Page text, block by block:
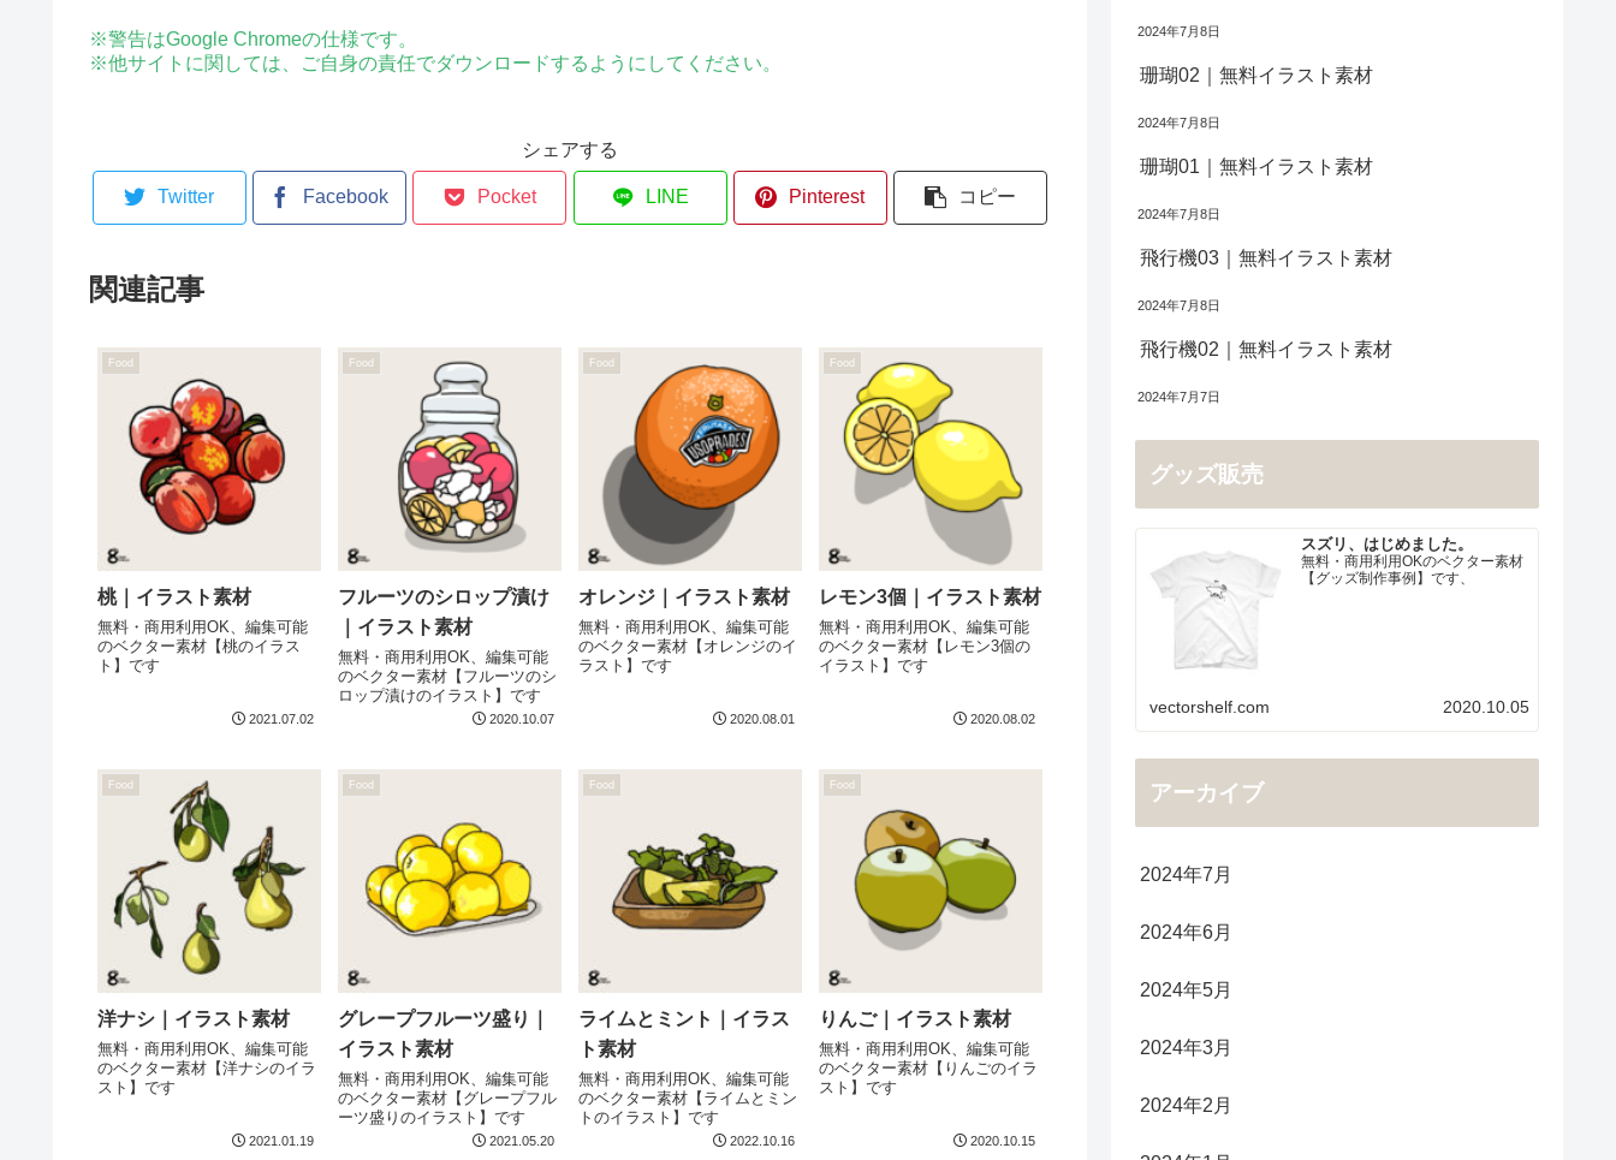
※警告はGoogle Chromeの仕様です。
※他サイトに関しては、ご自身の責任でダウンロードするようにしてください。
シェアする
Twitter Facebook Pocket LINE Pinterest コピー
関連記事
Food
桃｜イラスト素材
無料・商用利用OK、編集可能
のベクター素材【桃のイラス
ト】です
2021.07.02
Food
フルーツのシロップ漬け
｜イラスト素材
無料・商用利用OK、編集可能
のベクター素材【フルーツのシ
ロップ漬けのイラスト】です
2020.10.07
Food
オレンジ｜イラスト素材
無料・商用利用OK、編集可能
のベクター素材【オレンジのイ
ラスト】です
2020.08.01
Food
レモン3個｜イラスト素材
無料・商用利用OK、編集可能
のベクター素材【レモン3個の
イラスト】です
2020.08.02
Food
洋ナシ｜イラスト素材
無料・商用利用OK、編集可能
のベクター素材【洋ナシのイラ
スト】です
2021.01.19
Food
グレープフルーツ盛り｜
イラスト素材
無料・商用利用OK、編集可能
のベクター素材【グレープフル
ーツ盛りのイラスト】です
2021.05.20
Food
ライムとミント｜イラス
ト素材
無料・商用利用OK、編集可能
のベクター素材【ライムとミン
トのイラスト】です
2022.10.16
Food
りんご｜イラスト素材
無料・商用利用OK、編集可能
のベクター素材【りんごのイラ
スト】です
2020.10.15
2024年7月8日
珊瑚02｜無料イラスト素材
2024年7月8日
珊瑚01｜無料イラスト素材
2024年7月8日
飛行機03｜無料イラスト素材
2024年7月8日
飛行機02｜無料イラスト素材
2024年7月7日
グッズ販売
スズリ、はじめました。
無料・商用利用OKのベクター素材
【グッズ制作事例】です、
vectorshelf.com 2020.10.05
アーカイブ
2024年7月
2024年6月
2024年5月
2024年3月
2024年2月